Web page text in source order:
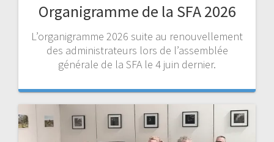
Organigramme de la SFA 2026
L’organigramme 2026 suite au renouvellement
des administrateurs lors de l’assemblée
générale de la SFA le 4 juin dernier.